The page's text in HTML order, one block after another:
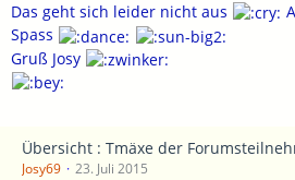
Das geht sich leider nicht aus
Spass
Gruß Josy
Übersicht : Tmäxe der
Josy69 23. Juli 2015